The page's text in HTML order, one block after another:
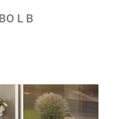
L В